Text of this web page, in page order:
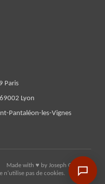
Paris
Lyon
Pantaléon-les-Vignes
Made with ♥ by Joseph Gignoux
n'utilise pas de cookies.